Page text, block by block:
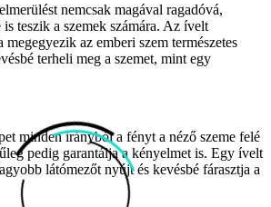
nemcsak magával ragadóvá,
teszik a szemek számára. Az ívelt
az emberi szem természetes
terheli meg a szemet, mint egy
minden irányból a fényt a néző szeme felé
pedig garantálja a kényelmet is. Egy ívelt
látómezőt nyújt és kevésbé fárasztja a